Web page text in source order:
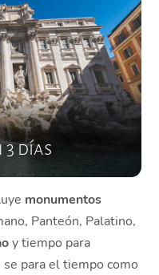
3 días
monumentos
Panteón, Palatino,
y tiempo para
para el tiempo como